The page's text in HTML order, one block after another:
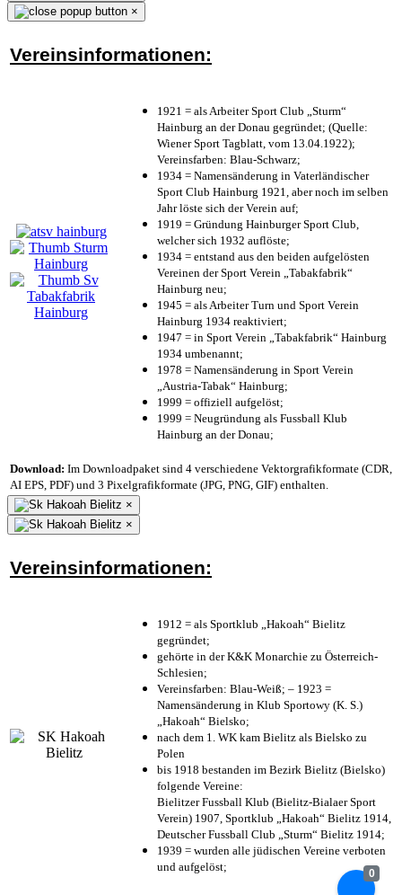
0
×
Vereinsinformationen:
1921 = als Arbeiter Sport Club „Sturm“
Hainburg an der Donau gegründet; (Quelle:
Wiener Sport Tagblatt, vom 13.04.1922);
Vereinsfarben: Blau-Schwarz;
1934 = Namensänderung in Vaterländischer
Sport Club Hainburg 1921, aber noch im selben
Jahr löste sich der Verein auf;
1919 = Gründung Hainburger Sport Club,
welcher sich 1932 auflöste;
1934 = entstand aus den beiden aufgelösten
Vereinen der Sport Verein „Tabakfabrik“
Hainburg neu;
1945 = als Arbeiter Turn und Sport Verein
Hainburg 1934 reaktiviert;
1947 = in Sport Verein „Tabakfabrik“ Hainburg
1934 umbenannt;
1978 = Namensänderung in Sport Verein
„Austria-Tabak“ Hainburg;
1999 = offiziell aufgelöst;
1999 = Neugründung als Fussball Klub
Hainburg an der Donau;
Download: Im Downloadpaket sind 4 verschiedene Vektorgrafikformate (CDR,
AI EPS, PDF) und 3 Pixelgrafikformate (JPG, PNG, GIF) enthalten.
×
×
Vereinsinformationen:
1912 = als Sportklub „Hakoah“ Bielitz
gegründet;
gehörte in der K&K Monarchie zu Österreich-
Schlesien;
Vereinsfarben: Blau-Weiß; – 1923 =
Namensänderung in Klub Sportowy (K. S.)
„Hakoah“ Bielsko;
nach dem 1. WK kam Bielitz als Bielsko zu
Polen
bis 1918 bestanden im Bezirk Bielitz (Bielsko)
folgende Vereine:
Bielitzer Fussball Klub (Bielitz-Bialaer Sport
Verein) 1907, Sportklub „Hakoah“ Bielitz 1914,
Deutscher Fussball Club „Sturm“ Bielitz 1914;
1939 = wurden alle jüdischen Vereine verboten
und aufgelöst;